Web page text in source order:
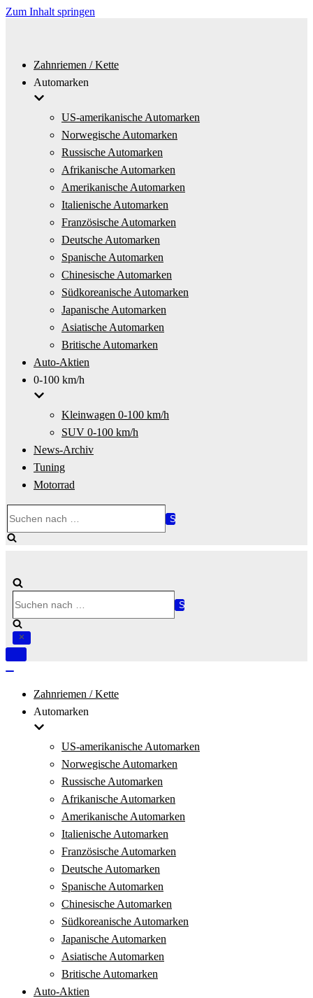
Zum Inhalt springen
Zahnriemen / Kette
Automarken
US-amerikanische Automarken
Norwegische Automarken
Russische Automarken
Afrikanische Automarken
Amerikanische Automarken
Italienische Automarken
Französische Automarken
Deutsche Automarken
Spanische Automarken
Chinesische Automarken
Südkoreanische Automarken
Japanische Automarken
Asiatische Automarken
Britische Automarken
Auto-Aktien
0-100 km/h
Kleinwagen 0-100 km/h
SUV 0-100 km/h
News-Archiv
Tuning
Motorrad
nach …
nach …
Navigation
Zahnriemen / Kette
Automarken
US-amerikanische Automarken
Norwegische Automarken
Russische Automarken
Afrikanische Automarken
Amerikanische Automarken
Italienische Automarken
Französische Automarken
Deutsche Automarken
Spanische Automarken
Chinesische Automarken
Südkoreanische Automarken
Japanische Automarken
Asiatische Automarken
Britische Automarken
Auto-Aktien